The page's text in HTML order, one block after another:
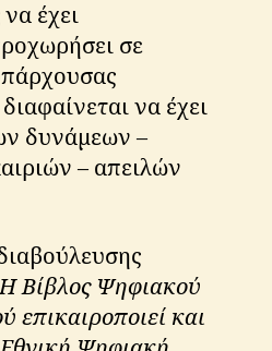
έχει
σε
να έχει
δυνάμεων –
– απειλών
Η Βίβλος Ψηφιακού
επικαιροποιεί και